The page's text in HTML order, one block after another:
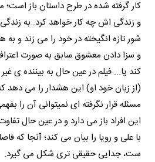
کار گرفته شده در طرح داستان باز
و زندگی اش چه کار خواهد کرد..به
شور تازه انگیخته در خود را می زند و
و سزا دادن معشوق سابق به صورت
کند یا... فیلم در عین حال به بیننده ی
(از زبان خود او) این هشدار را می دهد
مسئله قرار نگرفته ای نمیتوانی آن را
این افراد باز می دارد و در عین حال
با علی و رویا را بیان می کند؛ آنجا که
ست، جدایی حقیقی تری شکل می گیرد.